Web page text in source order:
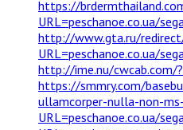
https://
URL=peschanoe.co.ua/
http://www.gta.ru/
URL=peschanoe.co.ua/
http://ime.nu/cwcab.com/
https://smmry.com/
ullamcorper-nulla-non-
URL=peschanoe.co.ua/